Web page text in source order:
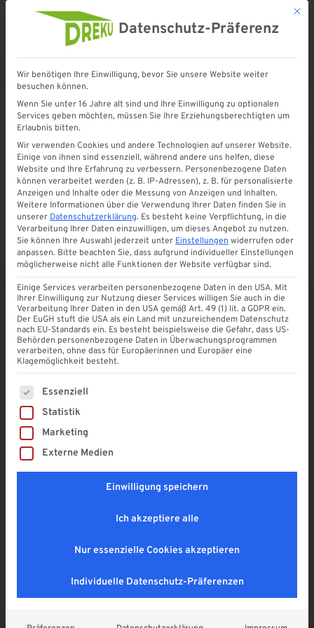
Startseite»Shop»Riefengummiband Auflagegummi 60 mm
Riefengummiband
Auflagegummi 60 mm
4,9
2,90€
Enthält 19% MwSt. DE
zzgl.
Versand
Lieferzeit: vorrätig ab Lager, Paketversand
SOMMER RABATT! (mur am 08. & 09.08.2026
In den Warenkorb
Mit
Datenschutz-Präferenz
Wir benötigen Ihre Einwilligung, bevor Sie unsere Website weiter
besuchen können.
Wenn Sie unter 16 Jahre alt sind und Ihre Einwilligung zu optionalen
Services geben möchten, müssen Sie Ihre Erziehungsberechtigten um
Erlaubnis bitten.
Wir verwenden Cookies und andere Technologien auf unserer Website.
Einige von ihnen sind essenziell, während andere uns helfen, diese
Website und Ihre Erfahrung zu verbessern. Personenbezogene Daten
können verarbeitet werden (z. B. IP-Adressen), z. B. für personalisierte
Anzeigen und Inhalte oder die Messung von Anzeigen und Inhalten.
Weitere Informationen über die Verwendung Ihrer Daten finden Sie in
unserer Datenschutzerklärung. Es besteht keine Verpflichtung, in die
Verarbeitung Ihrer Daten einzuwilligen, um dieses Angebot zu nutzen.
Sie können Ihre Auswahl jederzeit unter Einstellungen widerrufen oder
anpassen. Bitte beachten Sie, dass aufgrund individueller Einstellungen
möglicherweise nicht alle Funktionen der Website verfügbar sind.
Einige Services verarbeiten personenbezogene Daten in den USA. Mit
Ihrer Einwilligung zur Nutzung dieser Services willigen Sie auch in die
Verarbeitung Ihrer Daten in den USA gemäß Art. 49 (1) lit. a GDPR ein.
Der EuGH stuft die USA als ein Land mit unzureichendem Datenschutz
nach EU-Standards ein. Es besteht beispielsweise die Gefahr, dass US-
Behörden personenbezogene Daten in Überwachungsprogrammen
verarbeiten, ohne dass für Europäerinnen und Europäer eine
Klagemöglichkeit besteht.
Es folgt eine Liste der Service-Gruppen, für die eine
Essenziell
Statistik
Marketing
Externe Medien
Einwilligung speichern
Ich akzeptiere alle
Nur essenzielle Cookies akzeptieren
Individuelle Datenschutz-Präferenzen